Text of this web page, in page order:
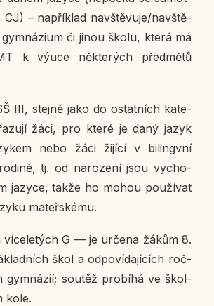
CJ) – na­pří­klad na­vště­vu­je/na­vště­
či jinou školu, která má
k výuce ně­kte­rých před­mě­tů
III, stejně jako do ostat­ních ka­te­
žáci, pro které je daný jazyk
nebo žáci žijící v bi­lin­gv­ní
, tj. od na­ro­ze­ní jsou vy­cho­
jazyce, takže ho mohou po­u­ží­vat
ma­teř­ské­mu.
ví­ce­le­tých G — je určena žákům 8.
škol a od­po­ví­da­jí­cích roč­
gym­ná­zií; soutěž pro­bí­há ve škol­
kole.